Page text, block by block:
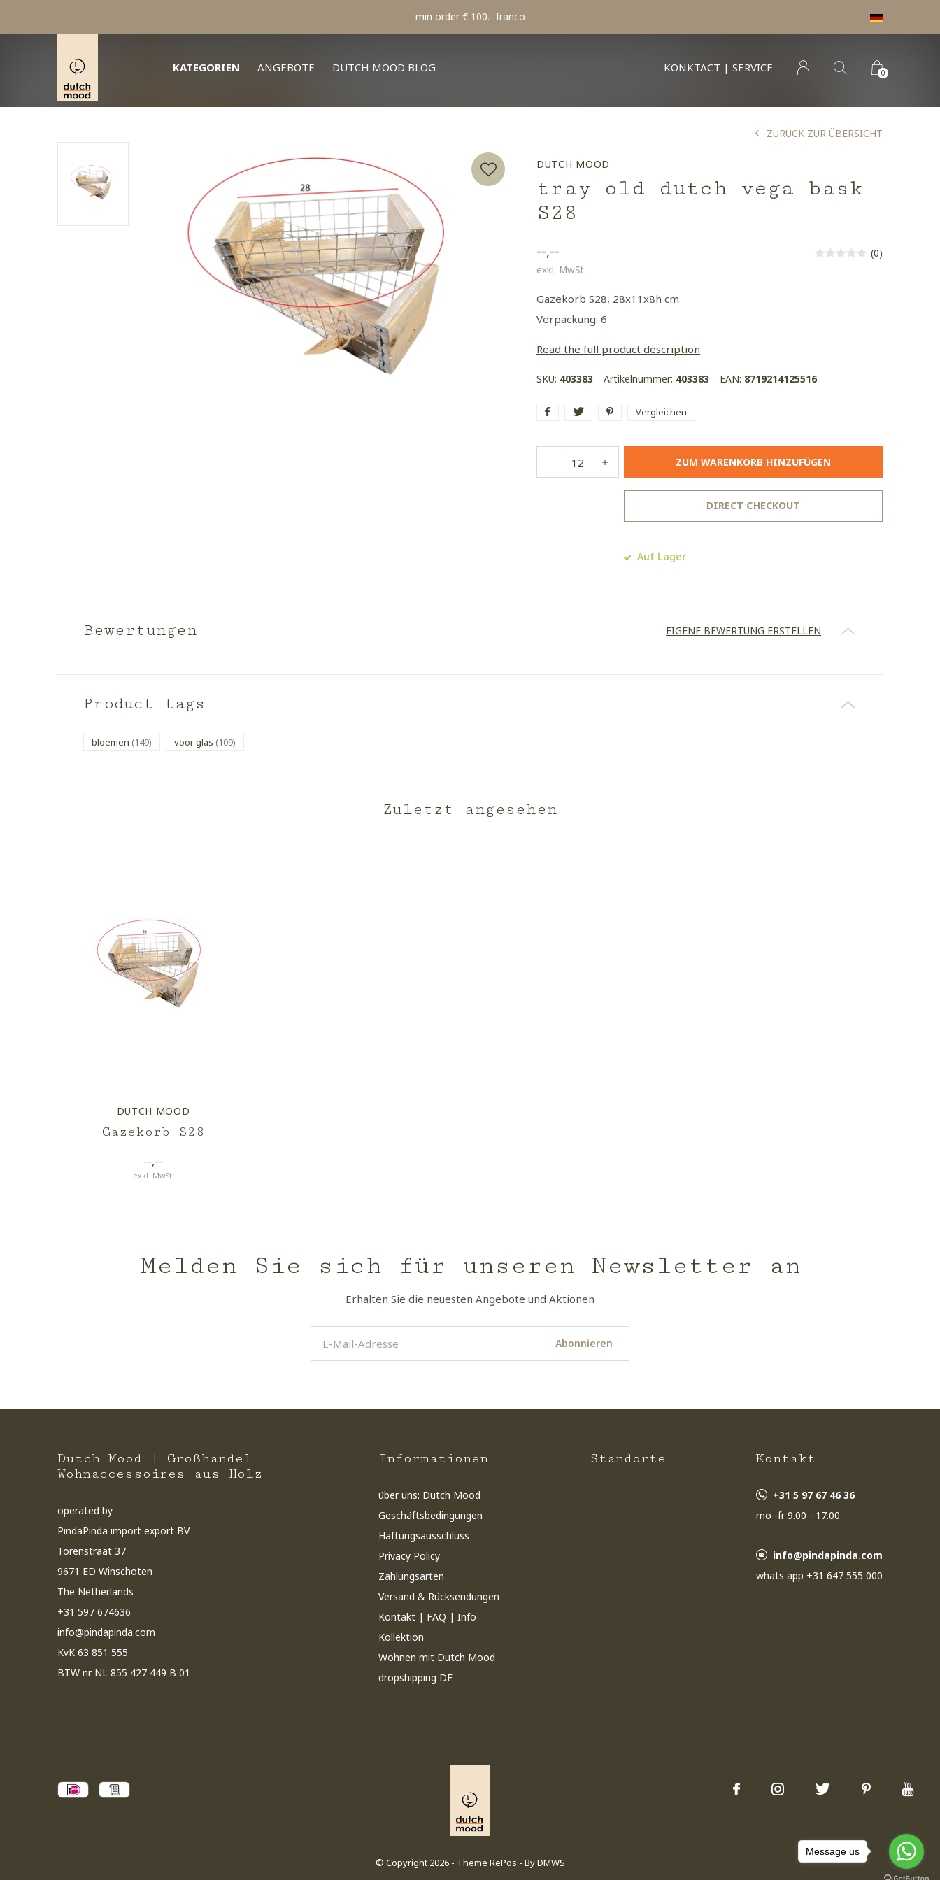
KATEGORIEN ANGEBOTE DUTCH MOOD BLOG KONKTACT | SERVICE 0
min order € 100.- franco
DUTCH MOOD
tray old dutch vega bask
S28
ZURÜCK ZUR ÜBERSICHT
--,--
exkl. MwSt.
(0)
Gazekorb S28, 28x11x8h cm
Verpackung: 6
Read the full product description
SKU: 403383 Artikelnummer: 403383 EAN: 8719214125516
Vergleichen
ZUM WARENKORB HINZUFÜGEN
DIRECT CHECKOUT
Auf Lager
Bewertungen EIGENE BEWERTUNG ERSTELLEN
Product tags
bloemen (149) voor glas (109)
Zuletzt angesehen
DUTCH MOOD
Gazekorb S28
--,--
exkl. MwSt.
Melden Sie sich für unseren Newsletter an
Erhalten Sie die neuesten Angebote und Aktionen
Abonnieren
Dutch Mood | Großhandel
Wohnaccessoires aus Holz
operated by
PindaPinda import export BV
Torenstraat 37
9671 ED Winschoten
The Netherlands
+31 597 674636
info@pindapinda.com
KvK 63 851 555
BTW nr NL 855 427 449 B 01
Informationen
über uns: Dutch Mood
Geschäftsbedingungen
Haftungsausschluss
Privacy Policy
Zahlungsarten
Versand & Rücksendungen
Kontakt | FAQ | Info
Kollektion
Wohnen mit Dutch Mood
dropshipping DE
Standorte Kontakt
+31 5 97 67 46 36
mo -fr 9.00 - 17.00
info@pindapinda.com
whats app +31 647 555 000
© Copyright 2026- Theme RePos - ByDMWS
Message us